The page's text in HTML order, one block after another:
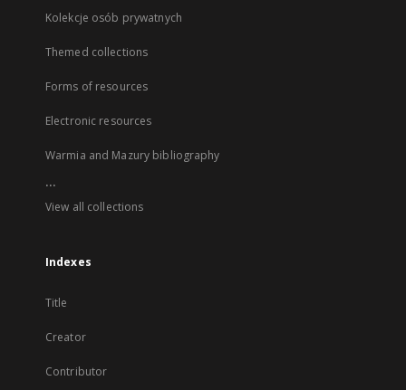
Kolekcje osób prywatnych
Themed collections
Forms of resources
Electronic resources
Warmia and Mazury bibliography
...
View all collections
Indexes
Title
Creator
Contributor